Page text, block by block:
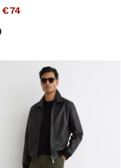
texturé beige sable
€74